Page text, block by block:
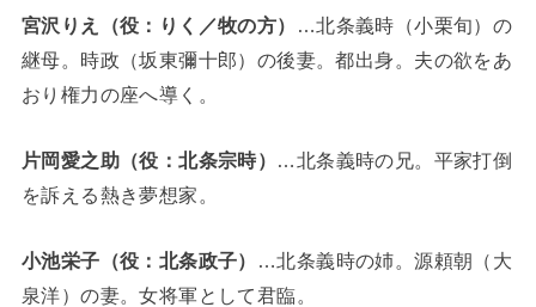
宮沢りえ（役：りく／牧の方）
…北条義時（小栗旬）の
継母。時政（坂東彌十郎）の後妻。都出身。夫の欲をあ
おり権力の座へ導く。
片岡愛之助（役：北条宗時） …北条義時の兄。平家打倒
を訴える熱き夢想家。
小池栄子（役：北条政子）
…北条義時の姉。源頼朝（大
泉洋）の妻。女将軍として君臨。